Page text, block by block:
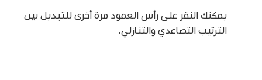
يمكنك النقر على رأس العمود مرة أخرى للتبديل بين
الترتيب التصاعدي والتنازلي.